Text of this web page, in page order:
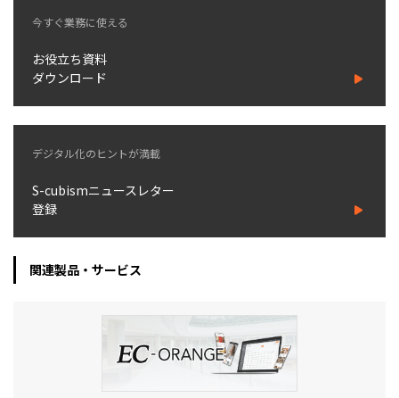
今すぐ業務に使える
お役立ち資料
ダウンロード
デジタル化のヒントが満載
S-cubismニュースレター
登録
関連製品・サービス